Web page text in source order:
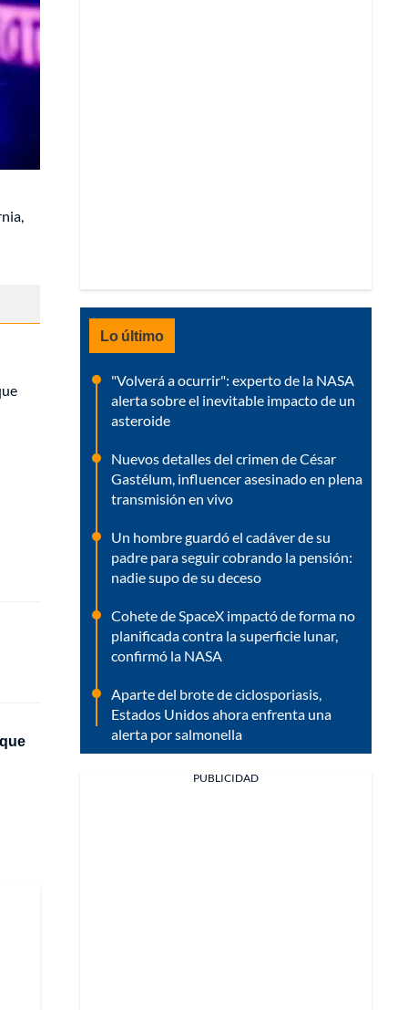
Lo último
"Volverá a ocurrir": experto de la NASA
alerta sobre el inevitable impacto de un
asteroide
Nuevos detalles del crimen de César
Gastélum, influencer asesinado en plena
transmisión en vivo
Un hombre guardó el cadáver de su
padre para seguir cobrando la pensión:
nadie supo de su deceso
Cohete de SpaceX impactó de forma no
planificada contra la superficie lunar,
confirmó la NASA
Aparte del brote de ciclosporiasis,
Estados Unidos ahora enfrenta una
alerta por salmonella
PUBLICIDAD